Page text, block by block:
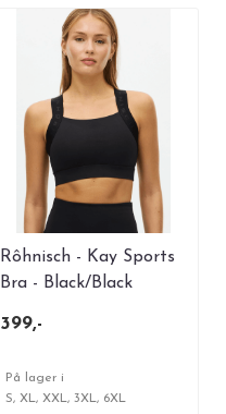
Rôhnisch - Kay Sports
Bra - Black/Black
399,-
På lager i
S, XL, XXL, 3XL, 6XL